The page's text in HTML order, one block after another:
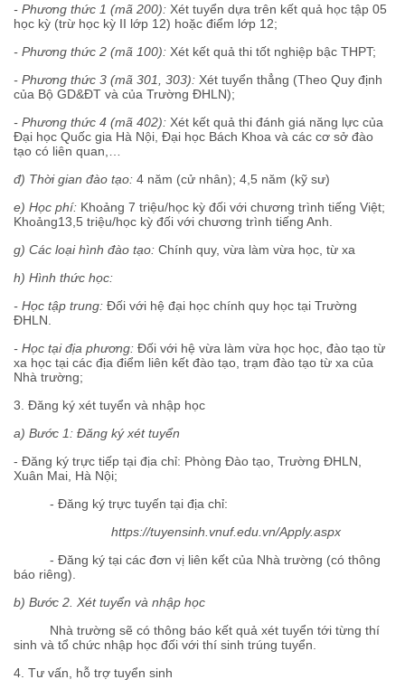
- Phương thức 1 (mã 200): Xét tuyển dựa trên kết quả học tập 05
học kỳ (trừ học kỳ II lớp 12) hoặc điểm lớp 12;
- Phương thức 2 (mã 100): Xét kết quả thi tốt nghiệp bậc THPT;
- Phương thức 3 (mã 301, 303): Xét tuyển thẳng (Theo Quy định
của Bộ GD&ĐT và của Trường ĐHLN);
- Phương thức 4 (mã 402): Xét kết quả thi đánh giá năng lực của
Đại học Quốc gia Hà Nội, Đại học Bách Khoa và các cơ sở đào
tạo có liên quan,…
đ) Thờigian đào tạo: 4 năm (cử nhân); 4,5 năm (kỹ sư)
e) Học phí: Khoảng 7 triệu/học kỳ đối với chương trình tiếng Việt;
Khoảng13,5 triệu/học kỳ đối với chương trình tiếng Anh.
g) Các loại hình đào tạo: Chính quy, vừa làm vừa học, từ xa
h) Hình thức học:
- Học tập trung: Đối với hệ đại học chính quy học tại Trường
ĐHLN.
- Học tại địa phương: Đối với hệ vừa làm vừa học học, đào tạo từ
xa học tại các địa điểm liên kết đào tạo, trạm đào tạo từ xa của
Nhà trường;
3. Đăng ký xét tuyển và nhập học
a) Bước 1: Đăng ký xét tuyển
- Đăng ký trực tiếp tại địa chỉ: Phòng Đào tạo, Trường ĐHLN,
Xuân Mai, Hà Nội;
- Đăng ký trực tuyến tại địa chỉ:
https://tuyensinh.vnuf.edu.vn/Apply.aspx
- Đăng ký tại các đơn vị liên kết của Nhà trường (có thông
báo riêng).
b) Bước 2. Xét tuyển và nhập học
Nhà trường sẽ có thông báo kết quả xét tuyển tới từng thí
sinh và tổ chức nhập học đối với thí sinh trúng tuyển.
4. Tư vấn, hỗ trợ tuyển sinh